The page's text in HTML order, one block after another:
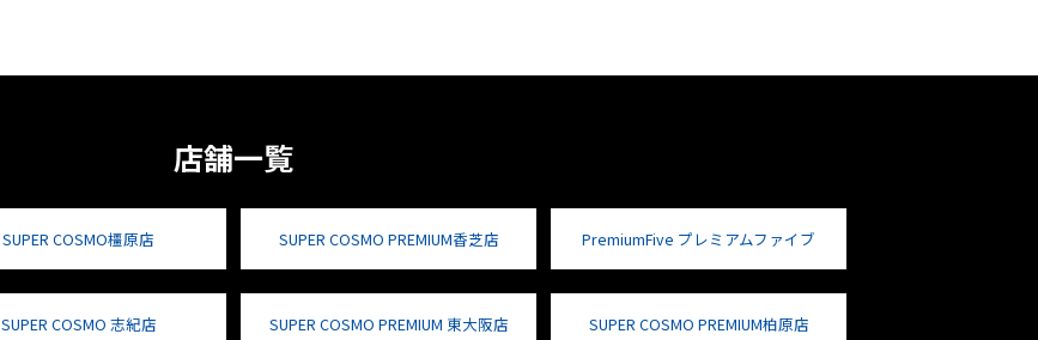
店舗一覧
SUPER COSMO橿原店 SUPER COSMO PREMIUM香芝店 PremiumFive プレミアムファイブ
SUPER COSMO 志紀店 SUPER COSMO PREMIUM 東大阪店 SUPER COSMO PREMIUM柏原店